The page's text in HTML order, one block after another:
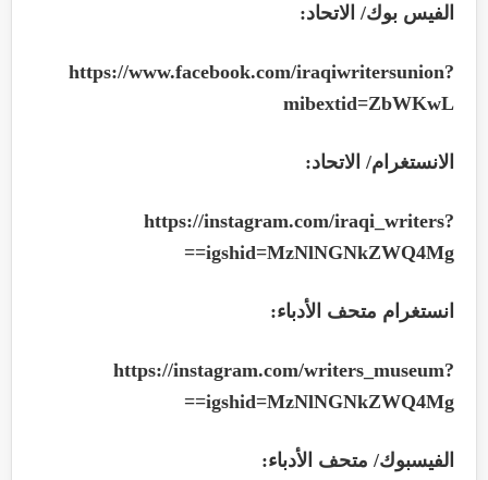
الفيس بوك/ الاتحاد:
https://www.facebook.com/iraqiwritersunion?
mibextid=ZbWKwL
الانستغرام/ الاتحاد:
https://instagram.com/iraqi_writers?
igshid=MzNlNGNkZWQ4Mg
==
انستغرام متحف الأدباء:
https://instagram.com/writers_museum?
igshid=MzNlNGNkZWQ4Mg
==
الفيسبوك/ متحف الأدباء: